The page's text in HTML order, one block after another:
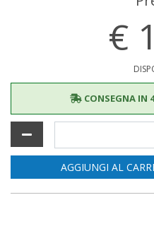
€
CONSEGNA IN
AGGIUNGI AL